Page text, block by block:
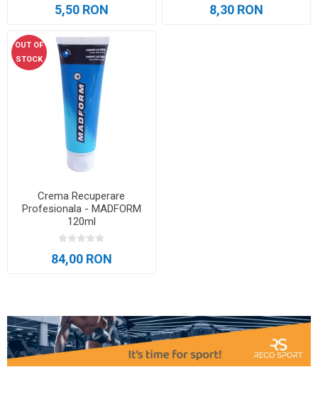
5,50 RON 8,30 RON
OUT OF
STOCK
Crema Recuperare
Profesionala - MADFORM
120ml
84,00 RON